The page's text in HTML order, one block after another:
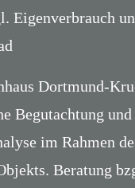
Eigenverbrauch
Dortmund-
Begutachtung und
im Rahmen
Beratung